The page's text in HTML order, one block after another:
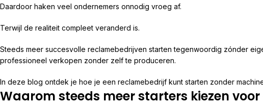
Daardoor haken veel ondernemers onnodig vroeg af.
Terwijl de realiteit compleet veranderd is.
Steeds meer succesvolle reclamebedrijven starten tegenwoordig zónder
professioneel verkopen zonder zelf te produceren.
In deze blog ontdek je hoe je een reclamebedrijf kunt starten zonder
Waarom steeds meer starters kiezen